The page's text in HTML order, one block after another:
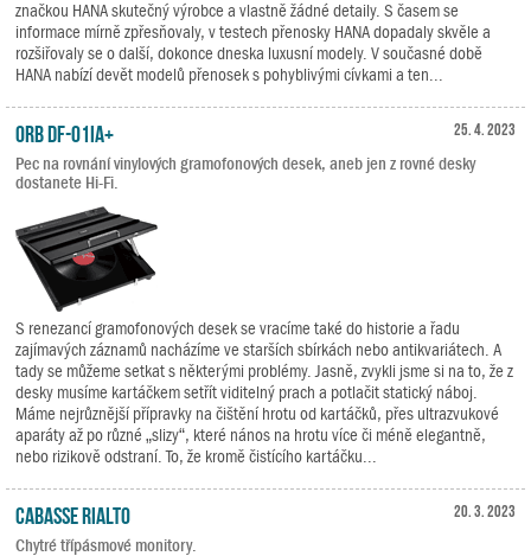
značkou HANA skutečný výrobce a vlastně žádné detaily. S časem se
informace mírně zpřesňovaly, v testech přenosky HANA dopadaly skvěle a
rozšiřovaly se o další, dokonce dneska luxusní modely. V současné době
HANA nabízí devět modelů přenosek s pohyblivými cívkami a ten...
25. 4. 2023
ORB DF-01iA+
Pec na rovnání vinylových gramofonových desek, aneb jen z rovné desky
dostanete Hi-Fi.
S renezancí gramofonových desek se vracíme také do historie a řadu
zajímavých záznamů nacházíme ve starších sbírkách nebo antikvariátech. A
tady se můžeme setkat s některými problémy. Jasně, zvykli jsme si na to, že z
desky musíme kartáčkem setřít viditelný prach a potlačit statický náboj.
Máme nejrůznější přípravky na čištění hrotu od kartáčků, přes ultrazvukové
aparáty až po různé „slizy“, které nános na hrotu více či méně elegantně,
nebo rizikově odstraní. To, že kromě čistícího kartáčku...
20. 3. 2023
Cabasse RIALTO
Chytré třípásmové monitory.